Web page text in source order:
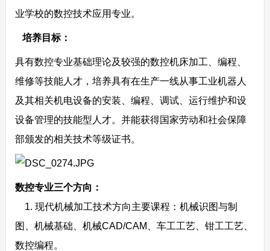
业学校的数控技术应用专业。
培养目标：
具有数控专业基础理论及较强的数控机床加工、编程、
维修等技能人才，培养具有在生产一线从事工业机器人
及其相关机电设备的安装、编程、调试、运行维护和设
设备管理的技能型人才。并能获得国家劳动和社会保障
部颁发的相关技术等级证书。
数控专业三个方向：
1. 现代机械加工技术方向主要课程：机械识图与制
图、机械基础、机械CAD/CAM、车工工艺、钳工工艺、
数控编程。